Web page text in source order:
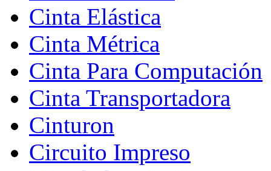
Cinta Elástica
Cinta Métrica
Cinta Para Computación
Cinta Transportadora
Cinturon
Circuito Impreso